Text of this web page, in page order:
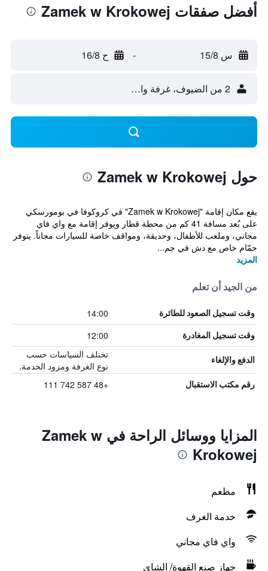
أفضل صفقات Zamek w Krokowej
س 15/8 - ح 16/8
2 من الضيوف، غرفة واحدة
حول Zamek w Krokowej
يقع مكان إقامة "Zamek w Krokowej" في كروكوفا في بومورسكي
على بُعد مسافة 41 كم من محطة قطار ويوفر إقامة مع واي فاي
مجاني، وملعب للأطفال، وحديقة، ومواقف خاصة للسيارات مجاناً. يتوفر
حمّام خاص مع دش في جم...
المزيد
من الجيد أن تعلم
وقت تسجيل الصعود للطائرة 14:00
وقت تسجيل المغادرة 12:00
الدفع والإلغاء
تختلف السياسات حسب
نوع الغرفة ومزود الخدمة.
رقم مكتب الاستقبال +48 587 742 111
المزايا ووسائل الراحة في Zamek w
Krokowej
مطعم
خدمة الغرف
واي فاي مجاني
جهاز صنع القهوة/ الشاي